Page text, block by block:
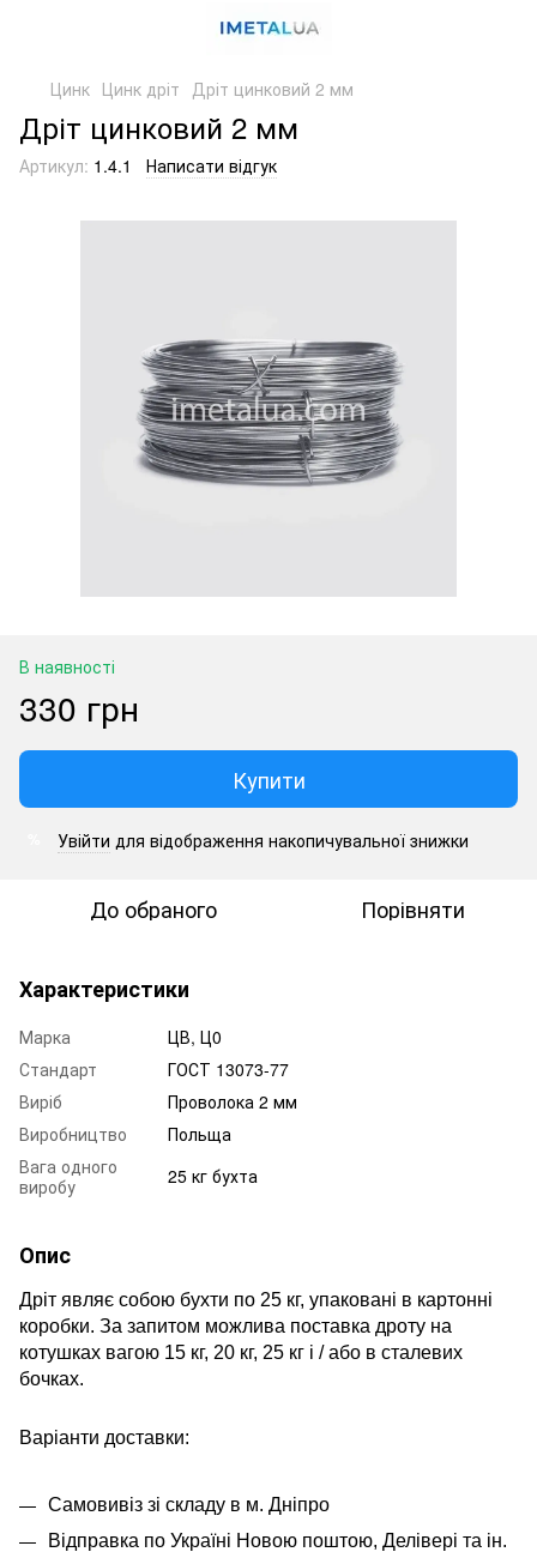
Цинк Цинк дріт Дріт цинковий 2 мм
Дріт цинковий 2 мм
Артикул: 1.4.1 Написати відгук
В наявності
330 грн
Купити
Увійти для відображення накопичувальної знижки
До обраного Порівняти
Характеристики
Марка
ЦВ, Ц0
Стандарт
ГОСТ 13073-77
Виріб
Проволока 2 мм
Виробництво
Польща
Вага одного
виробу
25 кг бухта
Опис
Дріт являє собою бухти по 25 кг, упаковані в картонні
коробки. За запитом можлива поставка дроту на
котушках вагою 15 кг, 20 кг, 25 кг і / або в сталевих
бочках.
Варіанти доставки:
Самовивіз зі складу в м. Дніпро
Відправка по Україні Новою поштою, Делівері та ін.